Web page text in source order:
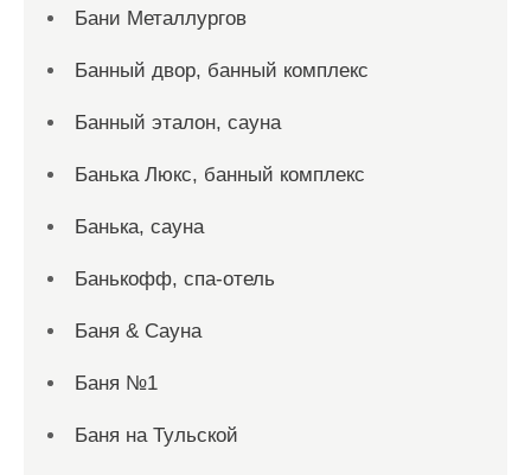
Бани Металлургов
Банный двор, банный комплекс
Банный эталон, сауна
Банька Люкс, банный комплекс
Банька, сауна
Банькофф, спа-отель
Баня & Сауна
Баня №1
Баня на Тульской